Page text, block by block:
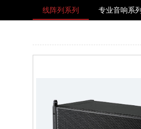
线阵列系列 专业音响系列